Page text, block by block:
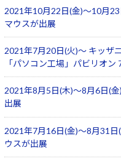
ディスプレイ
Windows 11|Copilot+ PC
2021年10月22日(金)～10月
マウスが出展
2021年7月20日(火)～ キッザ
「パソコン工場」パビリオン
2021年8月5日(木)～8月6日(
出展
2021年7月16日(金)～8月31日
ウスが出展